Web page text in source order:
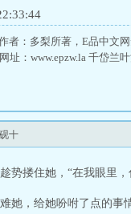
者：多梨所著，E品中文
址：www.epzw.la 千岱兰
十
搂住她，“在我眼里，
她，给她吩咐了点的事